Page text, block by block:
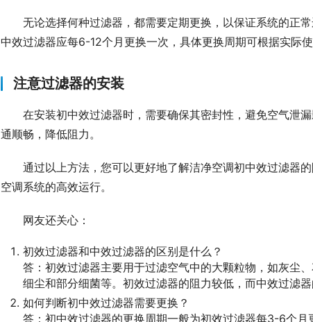
无论选择何种过滤器，都需要定期更换，以保证系统的正
中效过滤器应每6-12个月更换一次，具体更换周期可根据实际使
注意过滤器的安装
在安装初中效过滤器时，需要确保其密封性，避免空气泄
通顺畅，降低阻力。
通过以上方法，您可以更好地了解洁净空调初中效过滤器
空调系统的高效运行。
网友还关心：
初效过滤器和中效过滤器的区别是什么？
答：初效过滤器主要用于过滤空气中的大颗粒物，如灰尘
细尘和部分细菌等。初效过滤器的阻力较低，而中效过滤器
如何判断初中效过滤器需要更换？
答：初中效过滤器的更换周期一般为初效过滤器每3-6个